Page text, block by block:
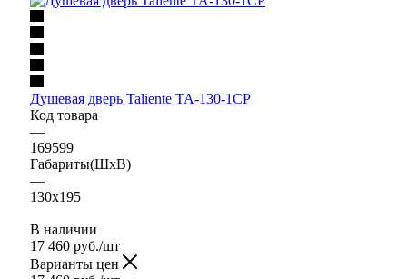
Душевая дверь Taliente TA-130-1CP
Код товара
—
169599
Габариты(ШхВ)
—
130x195
В наличии
17 460 руб./шт
Варианты цен